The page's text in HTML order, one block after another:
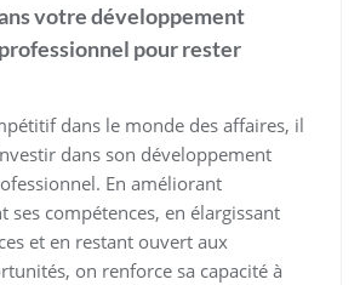
votre développement
pour rester
dans le monde des affaires, il
dans son développement
En améliorant
ses compétences, en élargissant
et en restant ouvert aux
on renforce sa capacité à